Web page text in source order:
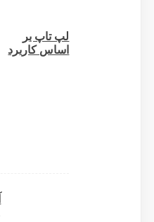
لپ تاپ بر
اساس کاربرد